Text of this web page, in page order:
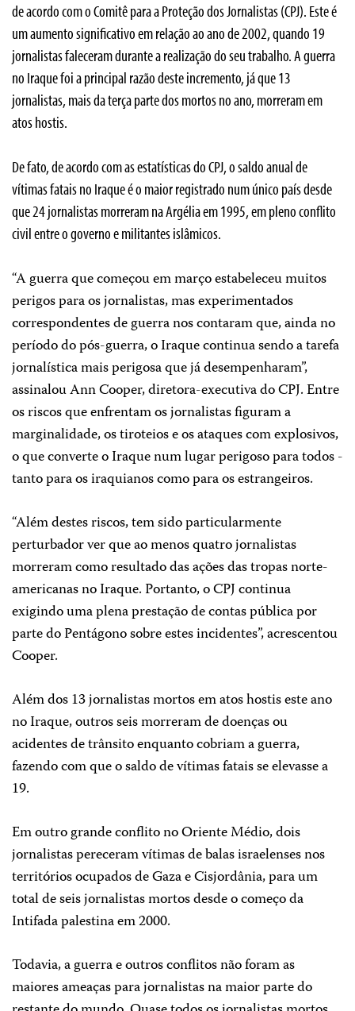
de acordo com o Comitê para a Proteção dos Jornalistas (CPJ). Este é
um aumento significativo em relação ao ano de 2002, quando 19
jornalistas faleceram durante a realização do seu trabalho. A guerra
no Iraque foi a principal razão deste incremento, já que 13
jornalistas, mais da terça parte dos mortos no ano, morreram em
atos hostis.
De fato, de acordo com as estatísticas do CPJ, o saldo anual de
vítimas fatais no Iraque é o maior registrado num único país desde
que 24 jornalistas morreram na Argélia em 1995, em pleno conflito
civil entre o governo e militantes islâmicos.
“A guerra que começou em março estabeleceu muitos
perigos para os jornalistas, mas experimentados
correspondentes de guerra nos contaram que, ainda no
período do pós-guerra, o Iraque continua sendo a tarefa
jornalística mais perigosa que já desempenharam”,
assinalou Ann Cooper, diretora-executiva do CPJ. Entre
os riscos que enfrentam os jornalistas figuram a
marginalidade, os tiroteios e os ataques com explosivos,
o que converte o Iraque num lugar perigoso para todos ­
tanto para os iraquianos como para os estrangeiros.
“Além destes riscos, tem sido particularmente
perturbador ver que ao menos quatro jornalistas
morreram como resultado das ações das tropas norte-
americanas no Iraque. Portanto, o CPJ continua
exigindo uma plena prestação de contas pública por
parte do Pentágono sobre estes incidentes”, acrescentou
Cooper.
Além dos 13 jornalistas mortos em atos hostis este ano
no Iraque, outros seis morreram de doenças ou
acidentes de trânsito enquanto cobriam a guerra,
fazendo com que o saldo de vítimas fatais se elevasse a
19.
Em outro grande conflito no Oriente Médio, dois
jornalistas pereceram vítimas de balas israelenses nos
territórios ocupados de Gaza e Cisjordânia, para um
total de seis jornalistas mortos desde o começo da
Intifada palestina em 2000.
Todavia, a guerra e outros conflitos não foram as
maiores ameaças para jornalistas na maior parte do